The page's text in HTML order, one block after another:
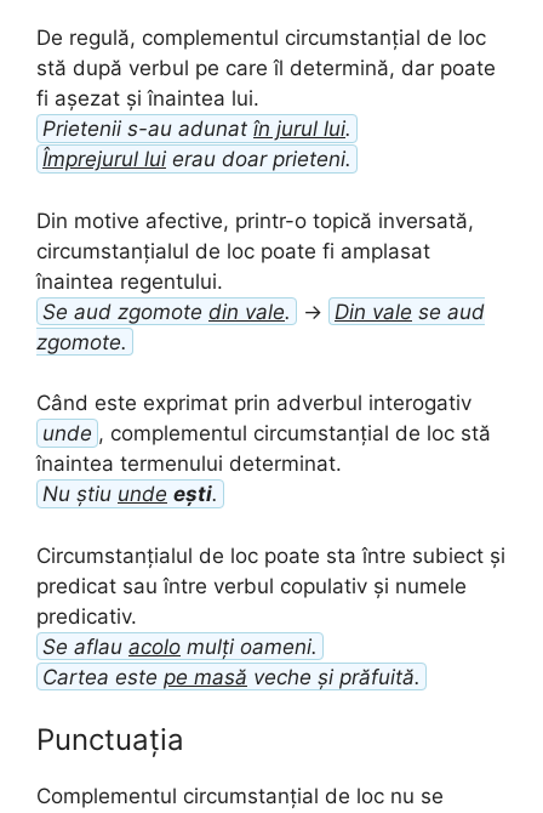
De regulă, complementul circumstanțial de loc
stă după verbul pe care îl determină, dar poate
fi așezat și înaintea lui.
Prietenii s-au adunat în jurul lui.
Împrejurul lui erau doar prieteni.
Din motive afective, printr-o topică inversată,
circumstanțialul de loc poate fi amplasat
înaintea regentului.
Se aud zgomote din vale. → Din vale se aud
zgomote.
Când este exprimat prin adverbul interogativ
unde , complementul circumstanțial de loc stă
înaintea termenului determinat.
Nu știu unde ești.
Circumstanțialul de loc poate sta între subiect și
predicat sau între verbul copulativ și numele
predicativ.
Se aflau acolo mulți oameni.
Cartea este pe masă veche și prăfuită.
Punctuația
Complementul circumstanțial de loc nu se